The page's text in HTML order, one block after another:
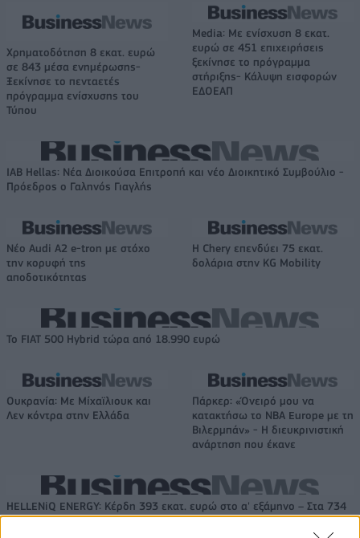
Χρηματοδότηση 8 εκατ. ευρώ
σε 843 μέσα ενημέρωσης-
Ξεκίνησε το πενταετές
πρόγραμμα ενίσχυσης του
Τύπου
Media: Με ενίσχυση 8 εκατ.
ευρώ σε 451 επιχειρήσεις
ξεκίνησε το πρόγραμμα
στήριξης- Κάλυψη εισφορών
ΕΔΟΕΑΠ
IAB Hellas: Νέα Διοικούσα Επιτροπή και νέο Διοικητικό Συμβούλιο -
Πρόεδρος ο Γαληνός Γιαγλής
Νέο Audi A2 e-tron με στόχο
την κορυφή της
αποδοτικότητας
Η Chery επενδύει 75 εκατ.
δολάρια στην KG Mobility
Το FIAT 500 Hybrid τώρα από 18.990 ευρώ
Ουκρανία: Με Μίχαϊλιουκ και
Λεν κόντρα στην Ελλάδα
Πάρκερ: «Όνειρό μου να
κατακτήσω το ΝΒΑ Europe με τη
Βιλερμπάν» - Η διευκρινιστική
ανάρτηση που έκανε
HELLENiQ ENERGY: Κέρδη 393 εκατ. ευρώ στο α' εξάμηνο – Στα 734
εκατ. ευρώ τα EBITDA